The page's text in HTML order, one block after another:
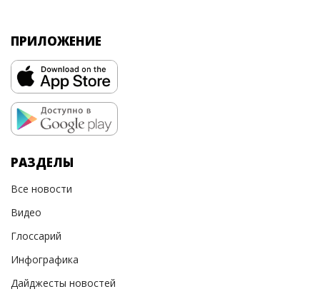
ПРИЛОЖЕНИЕ
РАЗДЕЛЫ
Все новости
Видео
Глоссарий
Инфографика
Дайджесты новостей